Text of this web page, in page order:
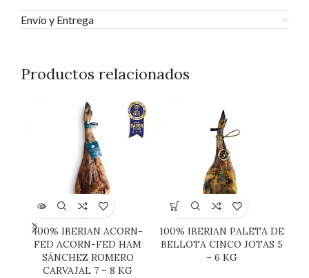
Envío y Entrega
Productos relacionados
100% IBERIAN ACORN-
FED ACORN-FED HAM
SÁNCHEZ ROMERO
CARVAJAL 7 – 8 KG
100% IBERIAN PALETA DE
BELLOTA CINCO JOTAS 5
– 6 KG